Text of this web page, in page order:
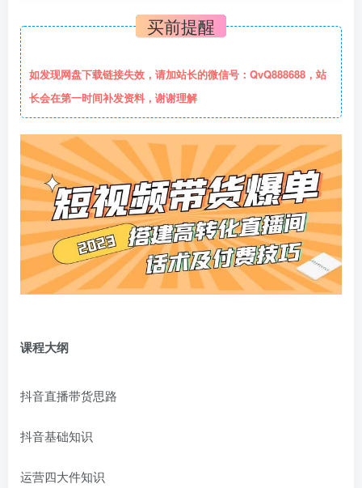
买前提醒
如发现网盘下载链接失效，请加站长的微信号：QvQ888688，站
长会在第一时间补发资料，谢谢理解
课程大纲
抖音直播带货思路
抖音基础知识
运营四大件知识